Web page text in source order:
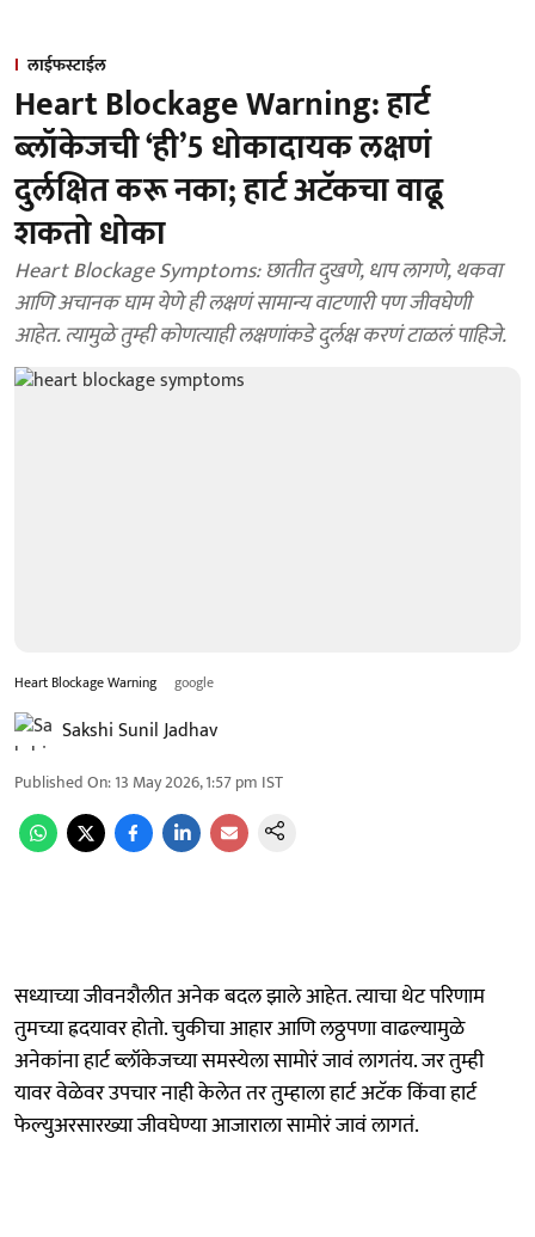
लाईफस्टाईल
Heart Blockage Warning: हार्ट
ब्लॉकेजची ‘ही’5 धोकादायक लक्षणं
दुर्लक्षित करू नका; हार्ट अटॅकचा वाढू
शकतो धोका
Heart Blockage Symptoms: छातीत दुखणे, धाप लागणे, थकवा
आणि अचानक घाम येणे ही लक्षणं सामान्य वाटणारी पण जीवघेणी
आहेत. त्यामुळे तुम्ही कोणत्याही लक्षणांकडे दुर्लक्ष करणं टाळलं पाहिजे.
Heart Blockage Warning google
Sakshi Sunil Jadhav
Published On:13 May 2026, 1:57 pm IST
सध्याच्या जीवनशैलीत अनेक बदल झाले आहेत. त्याचा थेट परिणाम
तुमच्या ह्रदयावर होतो. चुकीचा आहार आणि लठ्ठपणा वाढल्यामुळे
अनेकांना हार्ट ब्लॉकेजच्या समस्येला सामोरं जावं लागतंय. जर तुम्ही
यावर वेळेवर उपचार नाही केलेत तर तुम्हाला हार्ट अटॅक किंवा हार्ट
फेल्युअरसारख्या जीवघेण्या आजाराला सामोरं जावं लागतं.